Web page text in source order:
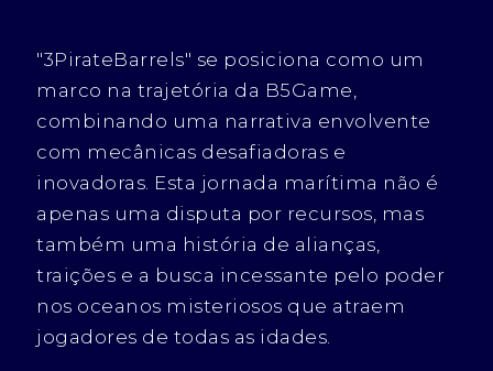
"3PirateBarrels" se posiciona como um
marco na trajetória da B5Game,
combinando uma narrativa envolvente
com mecânicas desafiadoras e
inovadoras. Esta jornada marítima não é
apenas uma disputa por recursos, mas
também uma história de alianças,
traições e a busca incessante pelo poder
nos oceanos misteriosos que atraem
jogadores de todas as idades.